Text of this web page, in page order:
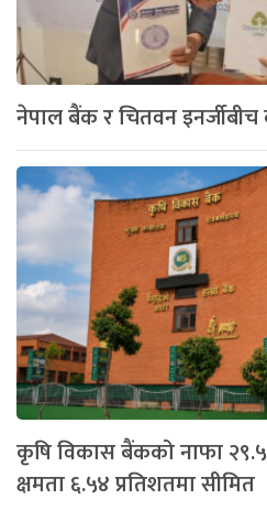
नेपाल बैंक र चितवन इनर्जीबीच
कृषि विकास बैंकको नाफा
क्षमता ६.५४ प्रतिशतमा सीमित